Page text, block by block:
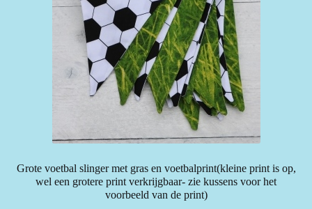
Grote voetbal slinger met gras en voetbalprint(kleine print is op,
wel een grotere print verkrijgbaar- zie kussens voor het
voorbeeld van de print)